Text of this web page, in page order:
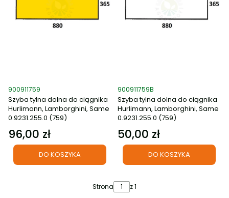
Kod produktu
900911759
Szyba tylna dolna do ciągnika
Hurlimann, Lamborghini, Same
0.9231.255.0 (759)
Cena
96,00 zł
DO KOSZYKA
Kod produktu
900911759B
Szyba tylna dolna do ciągnika
Hurlimann, Lamborghini, Same
0.9231.255.0 (759)
Cena
50,00 zł
DO KOSZYKA
Strona z 1